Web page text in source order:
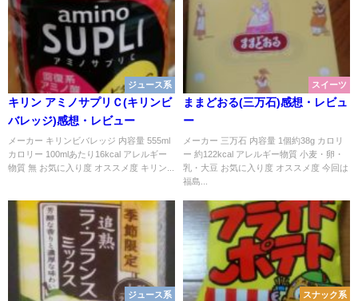
ジュース系
キリン アミノサプリＣ(キリンビ
バレッジ)感想・レビュー
メーカー キリンビバレッジ 内容量 555ml
カロリー 100mlあたり16kcal アレルギー
物質 無 お気に入り度 オススメ度 キリン...
スイーツ
ままどおる(三万石)感想・レビュ
ー
メーカー 三万石 内容量 1個約38g カロリ
ー 約122kcal アレルギー物質 小麦・卵・
乳・大豆 お気に入り度 オススメ度 今回は
福島...
ジュース系 スナック系